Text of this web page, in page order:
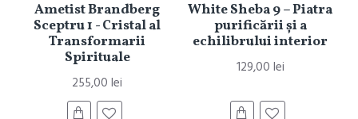
Ametist Brandberg
Sceptru 1 - Cristal al
Transformarii
Spirituale
255,00 lei
White Sheba 9 – Piatra
purificării și a
echilibrului interior
129,00 lei